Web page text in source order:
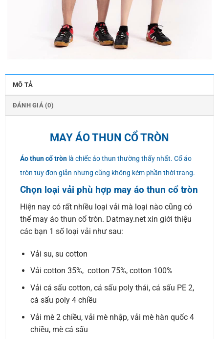
MÔ TẢ
ĐÁNH GIÁ (0)
MAY ÁO THUN CỔ TRÒN
Áo thun cổ trònlà chiếc áo thun thường thấy nhất. Cổ áo
tròn tuy đơn giản nhưng cũng không kém phần thời trang.
Chọn loại vải phù hợp may áo thun cổ tròn
Hiện nay có rất nhiều loại vải mà loại nào cũng có
thể may áo thun cổ tròn. Datmay.net xin giới thiệu
các bạn 1 số loại vải như sau:
Vải su, su cotton
Vải cotton 35%, cotton 75%, cotton 100%
Vải cá sấu cotton, cá sấu poly thái, cá sấu PE 2,
cá sấu poly 4 chiều
Vải mè 2 chiều, vải mè nhập, vải mè hàn quốc 4
chiều, mè cá sấu